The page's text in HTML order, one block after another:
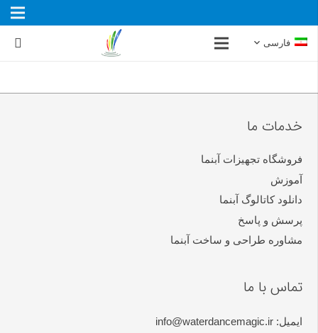
فارسی
خدمات ما
فروشگاه تجهیزات آبنما
آموزش
دانلود کاتالوگ آبنما
پرسش و پاسخ
مشاوره طراحی و ساخت آبنما
تماس با ما
ایمیل: info@waterdancemagic.ir